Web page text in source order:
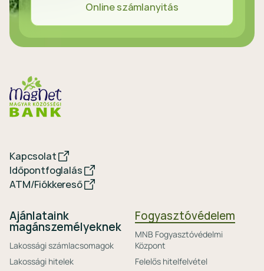
Online számlanyitás
Kapcsolat
Időpontfoglalás
ATM/Fiókkereső
Ajánlataink
magánszemélyeknek
Lakossági számlacsomagok
Lakossági hitelek
Fogyasztóvédelem
MNB Fogyasztóvédelmi
Központ
Felelős hitelfelvétel